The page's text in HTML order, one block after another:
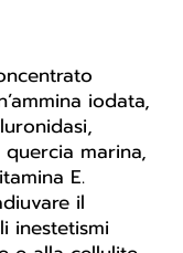
iodata,
marina,
E.
il
inestetismi